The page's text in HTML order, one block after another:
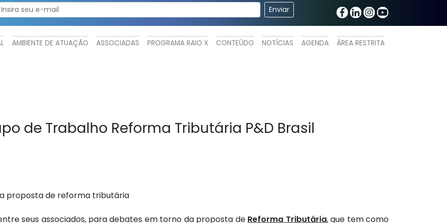
AMBIENTE DE ATUAÇÃO ASSOCIADAS PROGRAMA RAIO X CONTEÚDO NOTÍCIAS AGENDA ÁREA RESTRITA
de Trabalho Reforma Tributária P&D Brasil
proposta de reforma tributária
seus associados, para debates em torno da proposta de Reforma Tributária, que tem como